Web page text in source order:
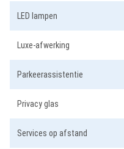
LED lampen
Luxe-afwerking
Parkeerassistentie
Privacy glas
Services op afstand